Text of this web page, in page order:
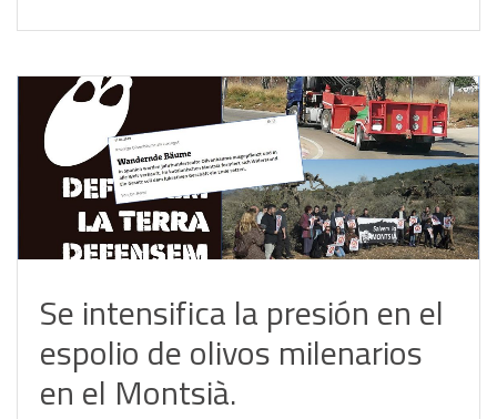
Se intensifica la presión en el
espolio de olivos milenarios
en el Montsià.